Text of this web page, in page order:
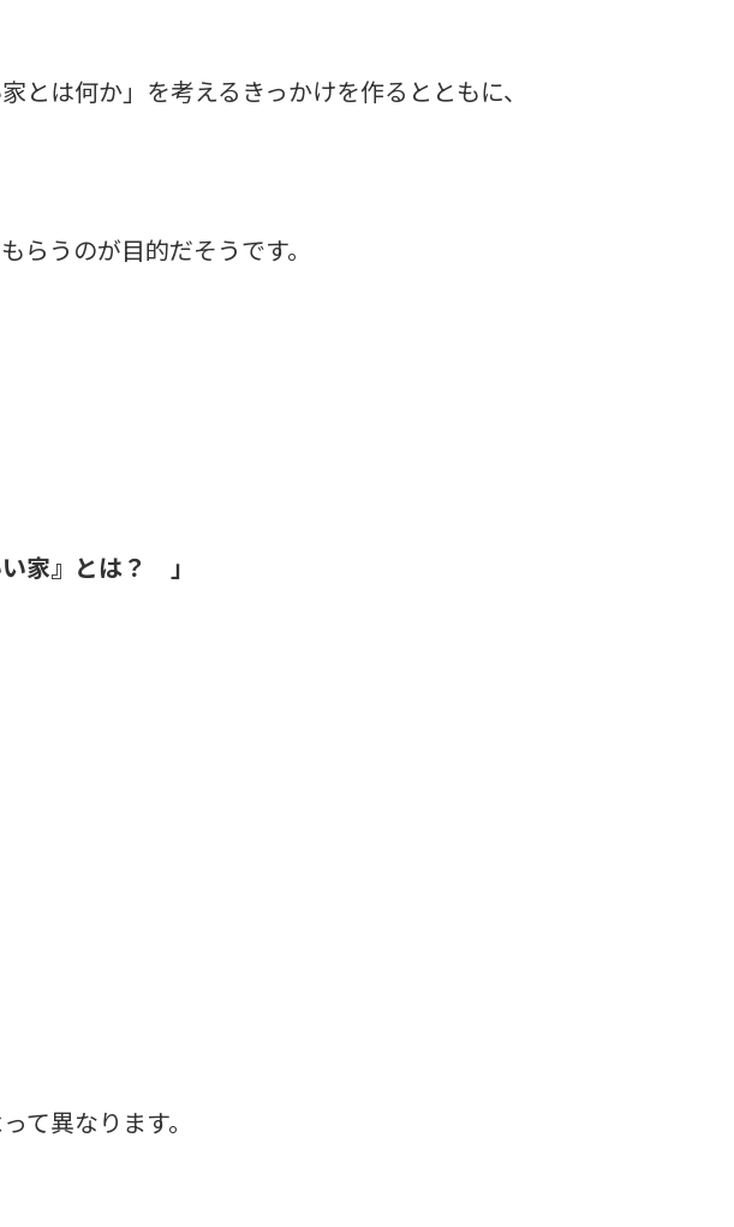
とは何か」を考えるきっかけを作るとともに、
らうのが目的だそうです。
い家』とは？ 」
て異なります。